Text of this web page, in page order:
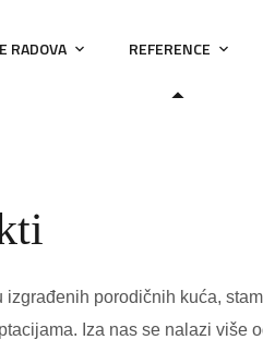
RADOVA REFERENCE
porodičnih kuća,
Iza nas se nalazi više